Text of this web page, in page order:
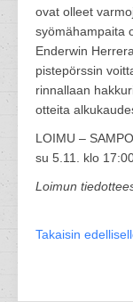
ovat olleet
syömähampaita
Enderwin
pistepörssin
rinnallaan
otteita
LOIMU – SAMPO
su 5.11. klo
Loimun
Takaisin